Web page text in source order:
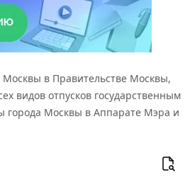
в Правительстве Москвы,
видов отпусков государственным
города Москвы в Аппарате Мэра и